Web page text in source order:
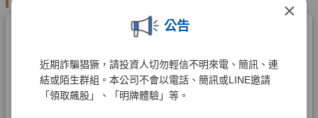
×
公告
近期詐騙猖獗，請投資人切勿輕信不明來電、簡訊、連
結或陌生群組。本公司不會以電話、簡訊或LINE邀請
「領取飆股」、「明牌體驗」等。